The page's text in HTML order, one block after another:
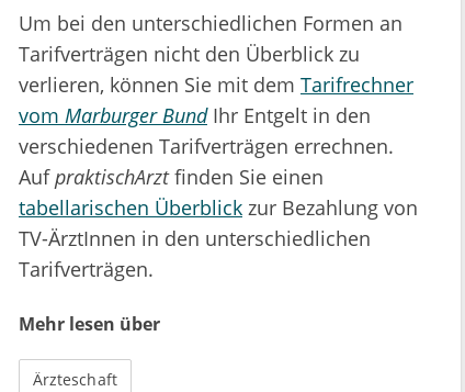
Um bei den unterschiedlichen Formen an
Tarifverträgen nicht den Überblick zu
verlieren, können Sie mit dem Tarifrechner
vom Marburger Bund Ihr Entgelt in den
verschiedenen Tarifverträgen errechnen.
AufpraktischArztfinden Sie einen
tabellarischen Überblick zur Bezahlung von
TV-ÄrztInnen in den unterschiedlichen
Tarifverträgen.
Mehr lesen über
Ärzteschaft